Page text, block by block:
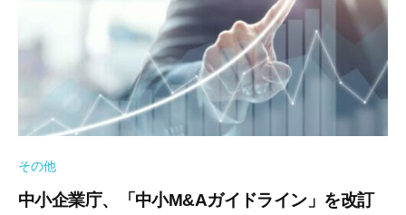
その他
中小企業庁、「中小M&Aガイドライン」を改訂